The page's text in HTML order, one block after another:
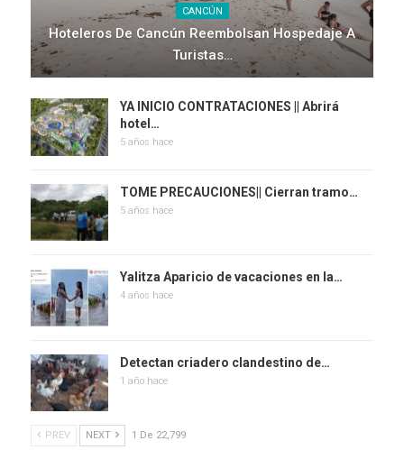
CANCÚN
Hoteleros De Cancún Reembolsan Hospedaje A
Turistas…
YA INICIO CONTRATACIONES || Abrirá
hotel…
5 años hace
TOME PRECAUCIONES|| Cierran tramo…
5 años hace
Yalitza Aparicio de vacaciones en la…
4 años hace
Detectan criadero clandestino de…
1 año hace
PREV NEXT 1 De 22,799